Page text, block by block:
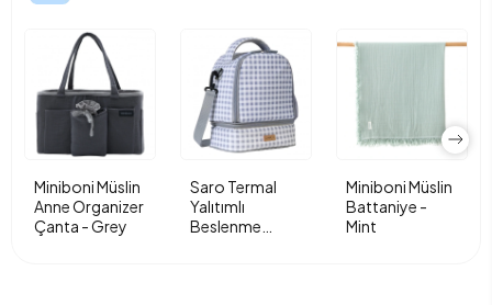
Miniboni Müslin
Anne Organizer
Çanta - Grey
Saro Termal
Yalıtımlı
Beslenme
Miniboni Müslin
Battaniye -
Mint